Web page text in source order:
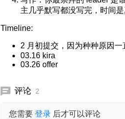
主几乎默写都没写完，时间
Timeline:
2 月初提交，因为种种原因一
03.16 kira
03.26 offer
评论 2
您需要 登录 后才可以评论